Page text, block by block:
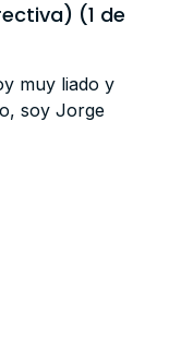
(1 de
muy liado y
soy Jorge